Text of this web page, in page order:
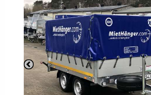
Previous